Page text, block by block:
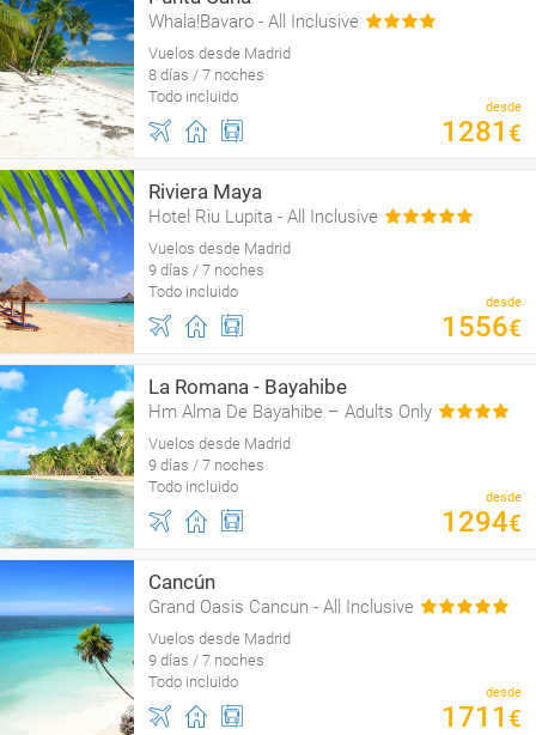
Whala!Bavaro - All Inclusive
Vuelos desde Madrid
8 días / 7 noches
Todo incluido
desde
1281 €
Riviera Maya
Hotel Riu Lupita - All Inclusive
Vuelos desde Madrid
9 días / 7 noches
Todo incluido
desde
1556€
La Romana - Bayahibe
Hm Alma De Bayahibe – Adults Only
Vuelos desde Madrid
9 días / 7 noches
Todo incluido
desde
1294€
Cancún
Grand Oasis Cancun - All Inclusive
Vuelos desde Madrid
9 días / 7 noches
Todo incluido
desde
1711 €